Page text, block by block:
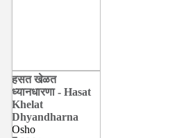
हसत खेळत
ध्यानधारणा - Hasat
Khelat
Dhyandharna
Osho